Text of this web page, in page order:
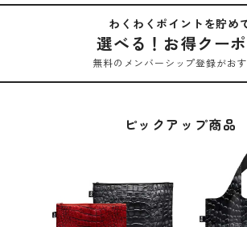
わくわくポイントを貯め
選べる！お得クー
無料のメンバーシップ登録がお
ピックアップ商品